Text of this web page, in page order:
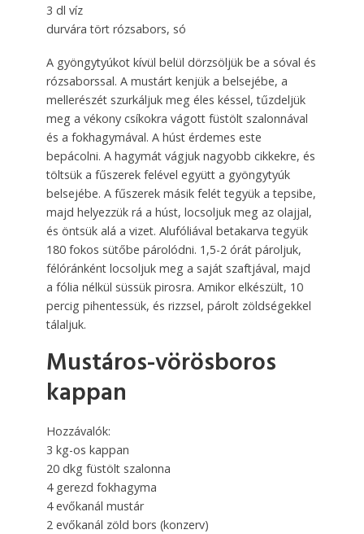
3 dl víz
durvára tört rózsabors, só
A gyöngytyúkot kívül belül dörzsöljük be a sóval és
rózsaborssal. A mustárt kenjük a belsejébe, a
mellerészét szurkáljuk meg éles késsel, tűzdeljük
meg a vékony csíkokra vágott füstölt szalonnával
és a fokhagy­mával. A húst érdemes este
bepácolni. A hagymát vágjuk nagyobb cikkekre, és
töltsük a fűszerek felével együtt a gyöngytyúk
belsejébe. A fűsze­rek másik felét tegyük a tepsibe,
majd helyezzük rá a húst, locsoljuk meg az olajjal,
és öntsük alá a vizet. Alufóliával betakarva tegyük
180 fokos sütőbe párolódni. 1,5-2 órát pároljuk,
félóránként locsoljuk meg a saját szaftjával, majd
a fólia nélkül süssük pirosra. Amikor elkészült, 10
percig pihen­tes­sük, és rizzsel, párolt zöldségekkel
tálaljuk.
Mustáros-vörösboros
kappan
Hozzávalók:
3 kg-os kappan
20 dkg füstölt szalonna
4 gerezd fokhagyma
4 evőkanál mustár
2 evőkanál zöld bors (konzerv)